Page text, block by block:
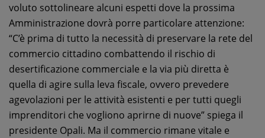
voluto sottolineare alcuni espetti dove la prossima
Amministrazione dovrà porre particolare attenzione:
“C’è prima di tutto la necessità di preservare la rete del
commercio cittadino combattendo il rischio di
desertificazione commerciale e la via più diretta è
quella di agire sulla leva fiscale, ovvero prevedere
agevolazioni per le attività esistenti e per tutti quegli
imprenditori che vogliono aprirne di nuove” spiega il
presidente Opali. Ma il commercio rimane vitale e